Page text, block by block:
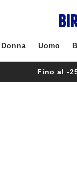
Donna Uomo
Fino al -